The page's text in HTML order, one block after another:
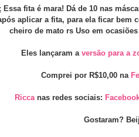
Essa fita é mara! Dá de 10 nas
aplicar a fita, para ela ficar bem
cheiro de mato rs Uso em
Eles lançaram a versão para a
Comprei por R$10,00 na
Riccanas redes sociais:
Gostaram?